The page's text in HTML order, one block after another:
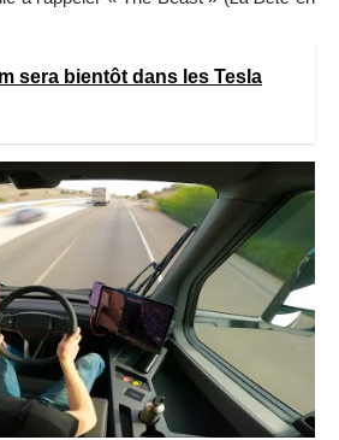
sera bientôt dans les Tesla